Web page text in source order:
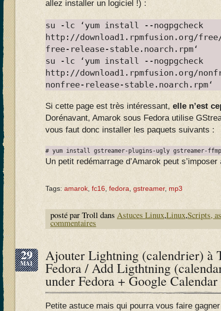
allez installer un logiciel !) :
su -lc ‘yum install --nogpgcheck
http://download1.rpmfusion.org/
free-release-stable.noarch.rpm‘
su -lc ‘yum install --nogpgcheck
http://download1.rpmfusion.org/
nonfree-release-stable.noarch.rpm‘
Si cette page est très intéressant, elle n’est
Dorénavant, Amarok sous Fedora utilise
vous faut donc installer les paquets suivants :
# yum install gstreamer-plugins-ugly gstreamer-
Un petit redémarrage d’Amarok peut
Tags: amarok fc16 fedora gstreamer, mp3
posté par Troll dans Astuces Linux,Linux,Scripts,
commentaires
29
MAI Ajouter Lightning (calendrier) à
Fedora / Add Ligthtning
under Fedora + Google Calendar
Petite astuce mais qui pourra vous faire